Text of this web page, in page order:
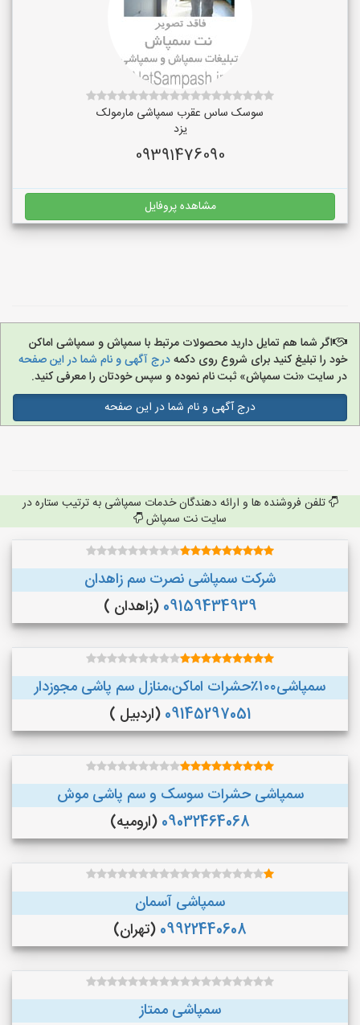
سوسک ساس عقرب سمپاشی مارمولک
یزد
09391476090
مشاهده پروفایل
اگر شما هم تمایل دارید محصولات مرتبط با سمپاش و سمپاشی اماکن
خود را تبلیغ کنید برای شروع روی دکمهدرج آگهی و نام شما در این صفحه
در سایت «نت سمپاش» ثبت نام نموده و سپس خودتان را معرفی کنید.
درج آگهی و نام شما در این صفحه
تلفن فروشنده ها و ارائه دهندگان خدمات سمپاشی به ترتیب ستاره در
سایت نت سمپاش
شرکت سمپاشی نصرت سم زاهدان
09159434939 (زاهدان )
سمپاشی۱۰۰٪حشرات اماکن،منازل سم پاشی مجوزدار
09145297051 (اردبیل )
سمپاشی حشرات سوسک و سم پاشی موش
09032464068 (ارومیه)
سمپاشی آسمان
09922440608 (تهران)
سمپاشی ممتاز